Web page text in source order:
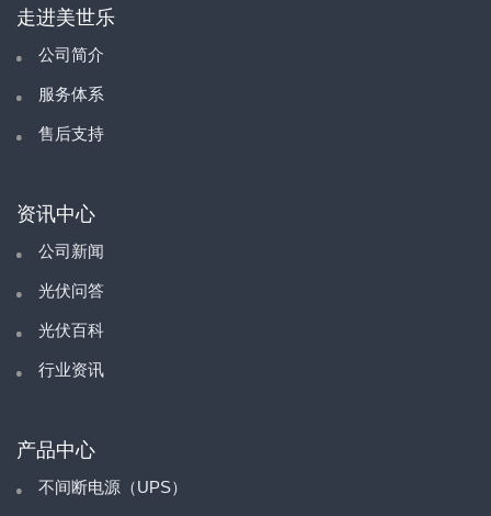
走进美世乐
公司简介
服务体系
售后支持
资讯中心
公司新闻
光伏问答
光伏百科
行业资讯
产品中心
不间断电源（UPS）